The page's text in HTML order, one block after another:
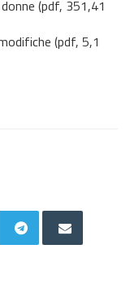
(pdf, 351,41
(pdf, 5,1